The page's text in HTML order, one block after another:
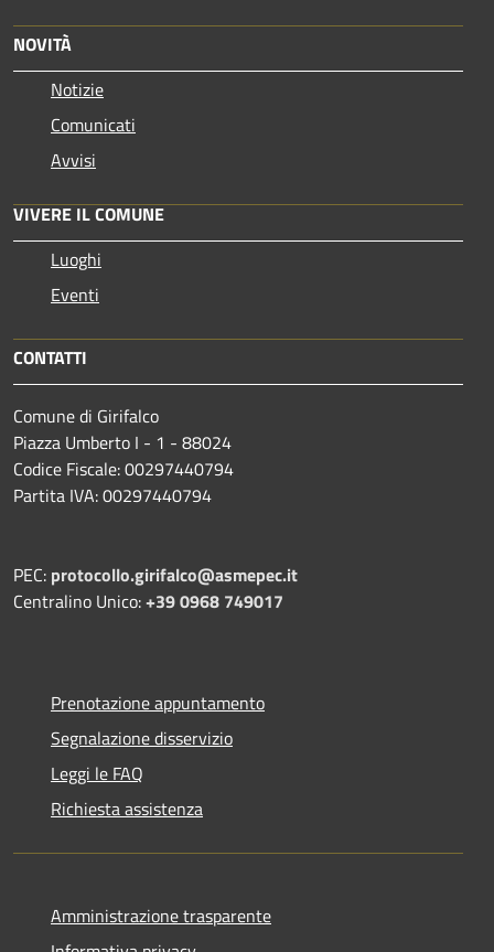
NOVITÀ
Notizie
Comunicati
Avvisi
VIVERE IL COMUNE
Luoghi
Eventi
CONTATTI
Comune di Girifalco
Piazza Umberto I - 1 - 88024
Codice Fiscale: 00297440794
Partita IVA: 00297440794
PEC: protocollo.girifalco@asmepec.it
Centralino Unico:+39 0968 749017
Prenotazione appuntamento
Segnalazione disservizio
Leggi le FAQ
Richiesta assistenza
Amministrazione trasparente